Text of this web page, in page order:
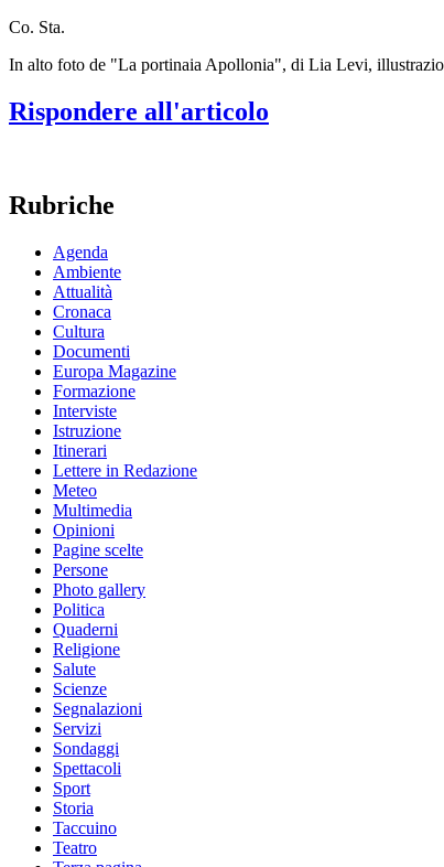
Co. Sta.
In alto foto de "La portinaia Apollonia", di Lia Levi,
Rispondere all'articolo
Rubriche
Agenda
Ambiente
Attualità
Cronaca
Cultura
Documenti
Europa Magazine
Formazione
Interviste
Istruzione
Itinerari
Lettere in Redazione
Meteo
Multimedia
Opinioni
Pagine scelte
Persone
Photo gallery
Politica
Quaderni
Religione
Salute
Scienze
Segnalazioni
Servizi
Sondaggi
Spettacoli
Sport
Storia
Taccuino
Teatro